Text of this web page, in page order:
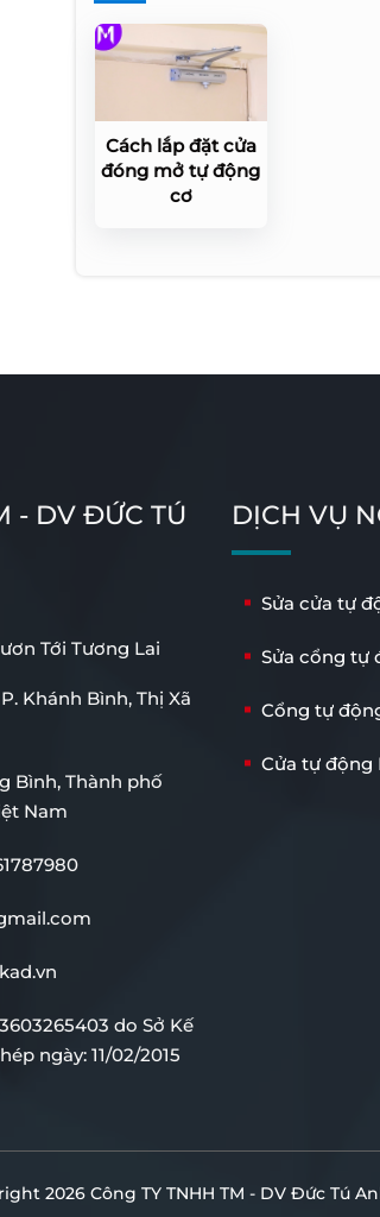
Cách lắp đặt cửa
đóng mở tự động
cơ
- DV ĐỨC TÚ
Tới Tương Lai
Khánh Bình, Thị Xã
Bình, Thành phố
Nam
do Sở Kế
ngày: 11/02/2015
DỊCH VỤ
Sửa cửa tự
Sửa cổng tự
Cổng tự
Cửa tự động
2026 Công TY TNHH TM - DV Đức Tú